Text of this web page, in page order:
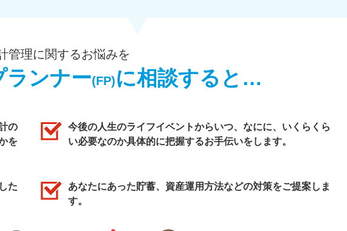
管理に関するお悩みを
ランナー(FP)に相談すると…
の
を
今後の人生のライフイベントからいつ、なにに、いくらくら
い必要なのか具体的に把握するお手伝いをします。
た
あなたにあった貯蓄、資産運用方法などの対策をご提案しま
す。